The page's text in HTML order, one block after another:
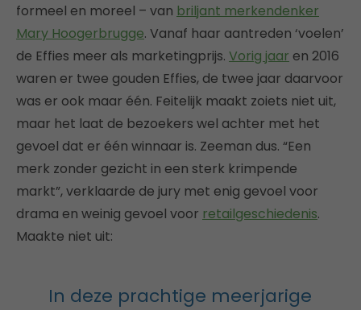
formeel en moreel – van briljant merkendenker
Mary Hoogerbrugge. Vanaf haar aantreden ‘voelen’
de Effies meer als marketingprijs. Vorig jaar en 2016
waren er twee gouden Effies, de twee jaar daarvoor
was er ook maar één. Feitelijk maakt zoiets niet uit,
maar het laat de bezoekers wel achter met het
gevoel dat er één winnaar is. Zeeman dus. “Een
merk zonder gezicht in een sterk krimpende
markt”, verklaarde de jury met enig gevoel voor
drama en weinig gevoel voor retailgeschiedenis.
Maakte niet uit:
In deze prachtige meerjarige